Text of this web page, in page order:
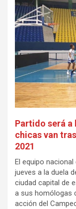
Partido será a
chicas van
2021
El equipo
jueves a la duela
ciudad capital de
a sus homólogas
acción del